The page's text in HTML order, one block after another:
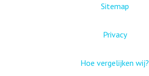
Sitemap
Privacy
Hoe vergelijken wij?